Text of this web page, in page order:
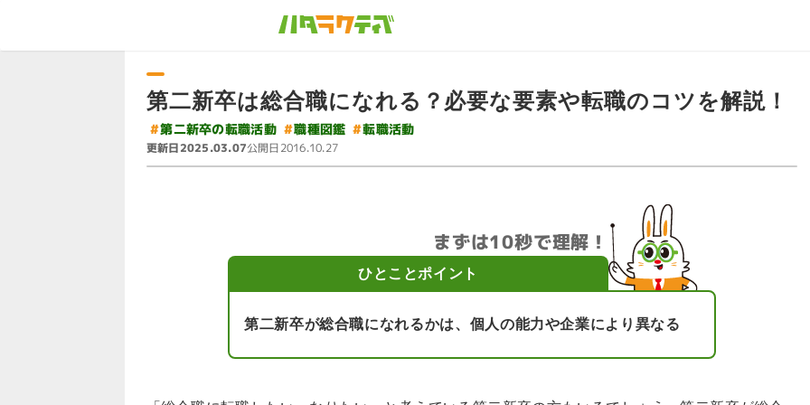
第二新卒は総合職になれる？必要な要素や転職のコツを解説！
#第二新卒の転職活動 #職種図鑑 #転職活動
更新日2025.03.07公開日2016.10.27
まずは10秒で理解！
ひとことポイント
第二新卒が総合職になれるかは、個人の能力や企業により異なる